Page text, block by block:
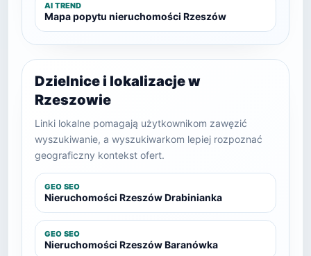
AI TREND
Mapa popytu nieruchomości Rzeszów
Dzielnice i lokalizacje w
Rzeszowie
Linki lokalne pomagają użytkownikom zawęzić
wyszukiwanie, a wyszukiwarkom lepiej rozpoznać
geograficzny kontekst ofert.
GEO SEO
Nieruchomości Rzeszów Drabinianka
GEO SEO
Nieruchomości Rzeszów Baranówka